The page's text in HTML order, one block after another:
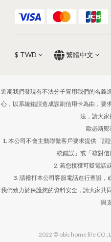
$ TWD 繁體中文
近期我們發現有不法分子冒用我們的名義
心，以系統錯誤造成誤刷信用卡為由，要
法，請大家
歐必斯鄭
1. 本公司不會主動聯繫客戶要求提供「
統錯誤」或「核對信
2. 若您接獲可疑電話
3. 請撥打本公司客服電話進行查證，
我們致力於保護您的資料安全，請大家共
與
2022 © obis home life